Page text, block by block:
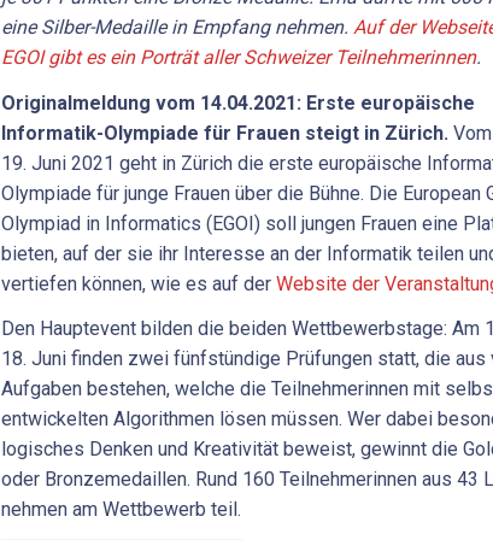
eine Silber-Medaille in Empfang nehmen. Auf der
EGOI gibt es ein Porträt aller Schweizer Teilnehmerinnen.
Originalmeldung vom 14.04.2021: Erste europäische
Informatik-Olympiade für Frauen steigt in Zürich.
19. Juni 2021 geht in Zürich die erste europäische
Olympiade für junge Frauen über die Bühne. Die European
Olympiad in Informatics (EGOI) soll jungen Frauen eine
bieten, auf der sie ihr Interesse an der Informatik teilen
vertiefen können, wie es auf der Website der
Den Hauptevent bilden die beiden Wettbewerbstage: Am
18. Juni finden zwei fünfstündige Prüfungen statt, die aus
Aufgaben bestehen, welche die Teilnehmerinnen mit
entwickelten Algorithmen lösen müssen. Wer dabei
logisches Denken und Kreativität beweist, gewinnt die
oder Bronzemedaillen. Rund 160 Teilnehmerinnen aus 43
nehmen am Wettbewerb teil.